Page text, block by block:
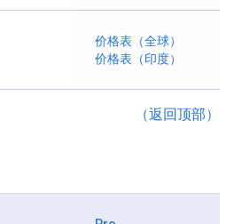
价格表（全球）
价格表（印度）
（返回顶部）